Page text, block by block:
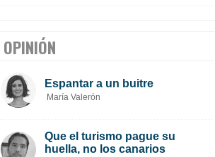
OPINIÓN
Espantar a un buitre
María Valerón
Que el turismo pague su
huella, no los canarios